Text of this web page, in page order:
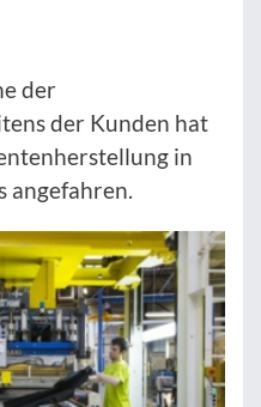
der
der Kunden hat
in
angefahren.